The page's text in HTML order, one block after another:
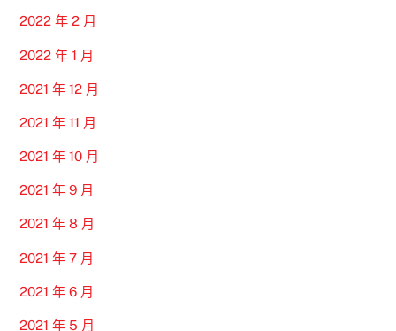
2022 年 2 月
2022 年 1 月
2021 年 12 月
2021 年 11 月
2021 年 10 月
2021 年 9 月
2021 年 8 月
2021 年 7 月
2021 年 6 月
2021 年 5 月